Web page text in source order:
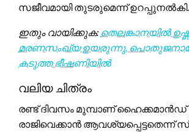
സജീവമായി തുടരുമെന്ന് ഉറപ്പുനൽകി.
ഇതും വായിക്കുക: തെലങ്കാനയിൽ
മരണസംഖ്യ ഉയരുന്നു,
കടുത്ത ഭീഷണിയിൽ
വലിയ ചിത്രം
രണ്ട് ദിവസം മുമ്പാണ് ഹൈക്കമാൻഡ്
രാജിവെക്കാൻ ആവശ്യപ്പെട്ടതെന്ന്